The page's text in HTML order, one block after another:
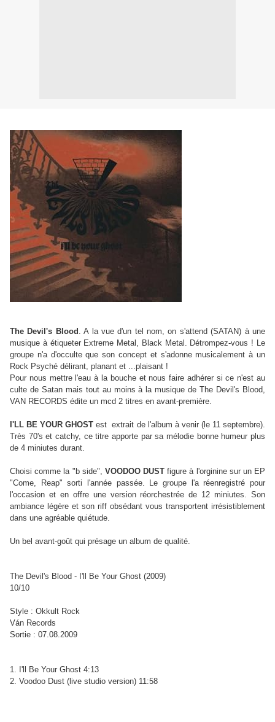
The Devil's Blood . A la vue d'un tel nom, on s'attend (SATAN) à une
musique à étiqueter Extreme Metal, Black Metal. Détrompez-vous ! Le
groupe n'a d'occulte que son concept et s'adonne musicalement à un
Rock Psyché délirant, planant et ...plaisant !
Pour nous mettre l'eau à la bouche et nous faire adhérer si ce n'est au
culte de Satan mais tout au moins à la musique de The Devil's Blood,
VAN RECORDS édite un mcd 2 titres en avant-première.
I'LL BE YOUR GHOST est extrait de l'album à venir (le 11 septembre).
Très 70's et catchy, ce titre apporte par sa mélodie bonne humeur plus
de 4 miniutes durant.
Choisi comme la "b side", VOODOO DUST figure à l'orginine sur un EP
"Come, Reap" sorti l'année passée. Le groupe l'a réenregistré pour
l'occasion et en offre une version réorchestrée de 12 miniutes. Son
ambiance légère et son riff obsédant vous transportent irrésistiblement
dans une agréable quiétude.
Un bel avant-goût qui présage un album de qualité.
The Devil's Blood - I'll Be Your Ghost (2009)
10/10
Style : Okkult Rock
Ván Records
Sortie : 07.08.2009
1. I'll Be Your Ghost 4:13
2. Voodoo Dust (live studio version) 11:58